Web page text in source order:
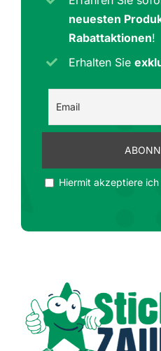
neuesten
Rabattaktionen!
Erhalten Sie
Hiermit akzeptiere